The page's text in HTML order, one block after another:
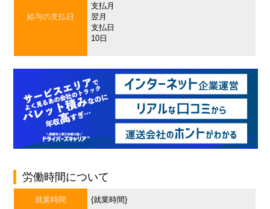
給与の支払日
支払月
翌月
支払日
10日
労働時間について
就業時間 {就業時間}